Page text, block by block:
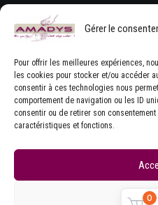
Gérer le
Pour offrir les meilleures expériences,
les cookies pour stocker et/ou accéder
consentir à ces technologies nous
comportement de navigation ou les ID
consentir ou de retirer son
caractéristiques et fonctions.
J'ACCEPTE LES
D'UTILISATION
0